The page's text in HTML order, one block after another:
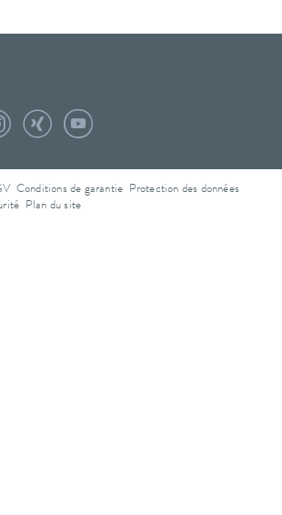
Conditions de garantie
Protection des données
Plan du site